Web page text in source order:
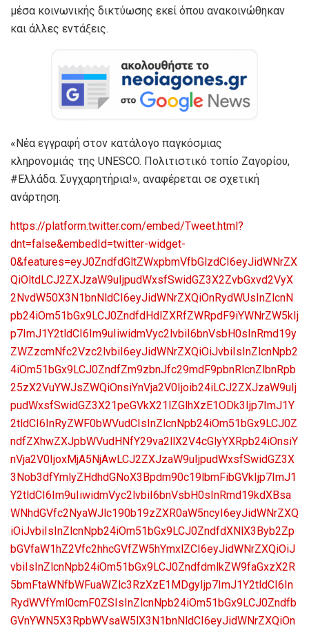
μέσα κοινωνικής δικτύωσης εκεί όπου ανακοινώθηκαν
και άλλες εντάξεις.
«Νέα εγγραφή στον κατάλογο παγκόσμιας
κληρονομιάς της UNESCO. Πολιτιστικό τοπίο Ζαγορίου,
#Ελλάδα. Συγχαρητήρια!», αναφέρεται σε σχετική
ανάρτηση.
https://platform.twitter.com/embed/Tweet.html?
dnt=false&embedId=twitter-widget-
0&features=eyJ0ZndfdGltZWxpbmVfbGlzdCI6eyJidWNrZX
QiOltdLCJ2ZXJzaW9uIjpudWxsfSwidGZ3X2ZvbGxvd2VyX
2NvdW50X3N1bnNldCI6eyJidWNrZXQiOnRydWUsInZlcnN
pb24iOm51bGx9LCJ0ZndfdHdlZXRfZWRpdF9iYWNrZW5kIj
p7ImJ1Y2tldCI6Im9uIiwidmVyc2lvbiI6bnVsbH0sInRmd19y
ZWZzcmNfc2Vzc2lvbiI6eyJidWNrZXQiOiJvbiIsInZlcnNpb2
4iOm51bGx9LCJ0ZndfZm9zbnJfc29mdF9pbnRlcnZlbnRpb
25zX2VuYWJsZWQiOnsiYnVja2V0Ijoib24iLCJ2ZXJzaW9uIj
pudWxsfSwidGZ3X21peGVkX21lZGlhXzE1ODk3Ijp7ImJ1Y
2tldCI6InRyZWF0bWVudCIsInZlcnNpb24iOm51bGx9LCJ0Z
ndfZXhwZXJpbWVudHNfY29va2llX2V4cGlyYXRpb24iOnsiY
nVja2V0IjoxMjA5NjAwLCJ2ZXJzaW9uIjpudWxsfSwidGZ3X
3Nob3dfYmlyZHdhdGNoX3Bpdm90c19lbmFibGVkIjp7ImJ1
Y2tldCI6Im9uIiwidmVyc2lvbiI6bnVsbH0sInRmd19kdXBsa
WNhdGVfc2NyaWJlc190b19zZXR0aW5ncyI6eyJidWNrZXQ
iOiJvbiIsInZlcnNpb24iOm51bGx9LCJ0ZndfdXNlX3Byb2Zp
bGVfaW1hZ2Vfc2hhcGVfZW5hYmxlZCI6eyJidWNrZXQiOiJ
vbiIsInZlcnNpb24iOm51bGx9LCJ0ZndfdmlkZW9faGxzX2R
5bmFtaWNfbWFuaWZlc3RzXzE1MDgyIjp7ImJ1Y2tldCI6In
RydWVfYml0cmF0ZSIsInZlcnNpb24iOm51bGx9LCJ0Zndfb
GVnYWN5X3RpbWVsaW5lX3N1bnNldCI6eyJidWNrZXQiOn